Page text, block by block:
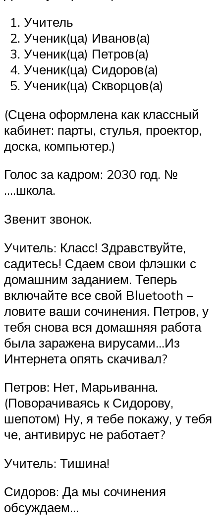
Учитель
Ученик(ца) Иванов(а)
Ученик(ца) Петров(а)
Ученик(ца) Сидоров(а)
Ученик(ца) Скворцов(а)
(Сцена оформлена как классный
кабинет: парты, стулья, проектор,
доска, компьютер.)
Голос за кадром: 2030 год. №
….школа.
Звенит звонок.
Учитель: Класс! Здравствуйте,
садитесь! Сдаем свои флэшки с
домашним заданием. Теперь
включайте все свой Bluetooth –
ловите ваши сочинения. Петров, у
тебя снова вся домашняя работа
была заражена вирусами…Из
Интернета опять скачивал?
Петров: Нет, Марьиванна.
(Поворачиваясь к Сидорову,
шепотом) Ну, я тебе покажу, у тебя
че, антивирус не работает?
Учитель: Тишина!
Сидоров: Да мы сочинения
обсуждаем…